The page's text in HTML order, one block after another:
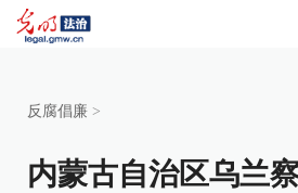
反腐倡廉 >
内蒙古自治区乌兰